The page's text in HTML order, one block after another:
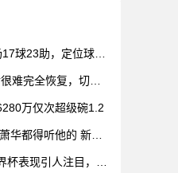
球23助，定位球创
难完全恢复，切尔
万仅次超级碗1.2
华都得听他的 新赛
表现引人注目，发